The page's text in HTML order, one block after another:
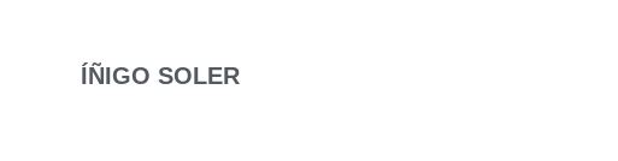
ÍÑIGO SOLER